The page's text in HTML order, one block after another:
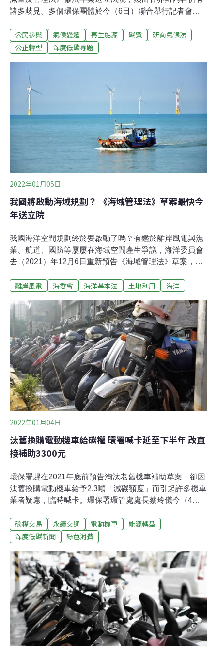
諸多歧見。多個環保團體於今（6日）聯合舉行記者會，
定期檢討調適計畫、明定碳費費率原則、拉高氣候治理層
級等。日前，經濟發展掛帥的全國工業總會也代表企業
歧，也讓主責修法的環保署進退維谷，處境兩難。切勿閹
割公民參與權 環團爭公民訴訟條款氣候危機迫在眉睫，全
球各國都在強化減碳措施，我國2015年通過的《溫室氣體
減量及管理法》已不符現況所需，擬調整長期減碳目標及
管制手段，升級為《氣候變遷因應法》（以下簡稱《氣候
法》），修法卻從2020年初喊到2022年還卡在環保署討
論。環境權保障基金會專職律師呂冠輝批評，目前環保署
提出的草案公民參與不足，只有擬定「階段
公民參與 氣候變遷 再生能源 碳費
研商氣候法
公正轉型
深度低碳專題
2022年01月05日
我國將啟動海域規劃？ 《海域管理法》草案最快今
年送立院
我國海洋空間規劃終於要啟動了嗎？有鑑於離岸風電與漁
業、航道、國防等屢屢在海域空間產生爭議，海洋委員會
去（2021）年12月6日重新預告《海域管理法》草案，擬
送入立法院審議，跨出海洋管理的第一步。除要求海域使
設」、「海域空間使用計畫」和「部門用海計畫」。「海
域功能分區劃設」初步將與《國土計畫法》雙軌並行，並
成立海域使用審議會，依國土計畫的劃設原則，審查「海
域空間使用計畫」和「部門用海計畫」，通過審議後，須
舉辦公聽會等方式廣納公民意見，且每五年通盤檢討一
次。
離岸風電 海委會 海洋基本法 土地利用 海洋
2022年01月04日
汰舊換購電動機車給碳權 環署喊卡延至下半年 改直
接補助3300元
環保署趕在2021年底前預告淘汰老舊機車補助草案，卻因
汰舊換購電動機車給予2.3噸「減碳額度」而引起許多機車
業者疑慮，臨時喊卡。環保署環管處處長蔡玲儀今（4
電動車將直接給予1000元補助，下半年再實行給予減碳額
度的獎勵機制。根據環保署目前規劃，2022年起汰舊老舊
1000元獎勵，共計3300元，未來減碳額度交易機制上路
後，可望再提高。汰舊換新給碳權緩半年實施 先直接補助
1000元為解決老舊機車空污問題，環保署近年補助淘汰老
舊燃油機車（2007年6月底前出廠的一到四期燃油機車）
以降低移動污染源，過去兩年透過汰舊換新補助，投入約
30億元，已淘汰122萬輛，減少14%機車空污，卻仍有高
達354萬輛老舊機車在路上跑。環保署空保處處長蔡孟裕
指出，統計資料顯示，約只有一半的民眾淘汰機車後會再
碳權交易 永續交通 電動機車
能源轉型
深度低碳新聞
綠色消費